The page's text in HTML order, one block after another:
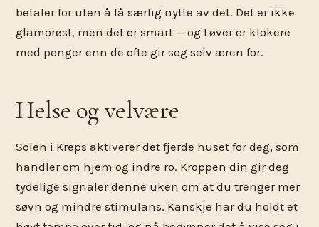
betaler for uten å få særlig nytte av det. Det er ikke
glamorøst, men det er smart — og Løver er klokere
med penger enn de ofte gir seg selv æren for.
Helse og velvære
Solen i Kreps aktiverer det fjerde huset for deg, som
handler om hjem og indre ro. Kroppen din gir deg
tydelige signaler denne uken om at du trenger mer
søvn og mindre stimulans. Kanskje har du holdt et